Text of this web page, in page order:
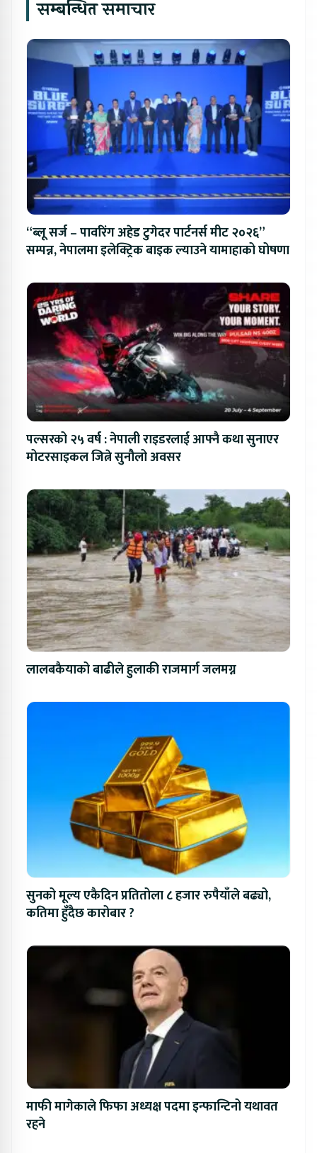
सम्बन्धित समाचार
“ब्लू सर्ज – पावरिंग अहेड टुगेदर पार्टनर्स मीट २०२६”
सम्पन्न, नेपालमा इलेक्ट्रिक बाइक ल्याउने यामाहाको घोषणा
पल्सरको २५ वर्ष : नेपाली राइडरलाई आफ्नै कथा सुनाएर
मोटरसाइकल जित्ने सुनौलो अवसर
लालबकैयाको बाढीले हुलाकी राजमार्ग जलमग्न
सुनको मूल्य एकैदिन प्रतितोला ८ हजार रुपैयाँले बढ्यो,
कतिमा हुँदैछ कारोबार ?
माफी मागेकाले फिफा अध्यक्ष पदमा इन्फान्टिनो यथावत
रहने